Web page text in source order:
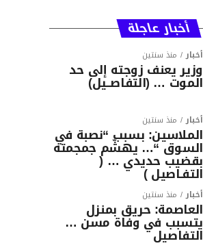
أخبار عاجلة
أخبار منذ سنتين
وزير يعنف زوجته إلى حد
الموت … (التفاصــيل)
أخبار منذ سنتين
الملاسين: بسبب “نصبة في
السوق “… يهشّم جمجمته
بقضيب حديدي … (
التفـاصيل )
أخبار منذ سنتين
العاصمة: حريق بمنزل
يتسبب في وفاة مسن …
التفاصيل